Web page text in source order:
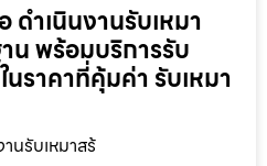
ดำเนินงานรับเหมา
น พร้อมบริการรับ
ราคาที่คุ้มค่า รับเหมา
านรับเหมาสร้